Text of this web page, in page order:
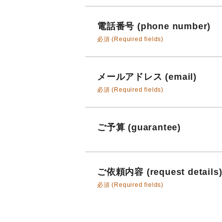
電話番号 (phone number)
必須 (Required fields)
メールアドレス (email)
必須 (Required fields)
ご予算 (guarantee)
ご依頼内容 (request details)
必須 (Required fields)